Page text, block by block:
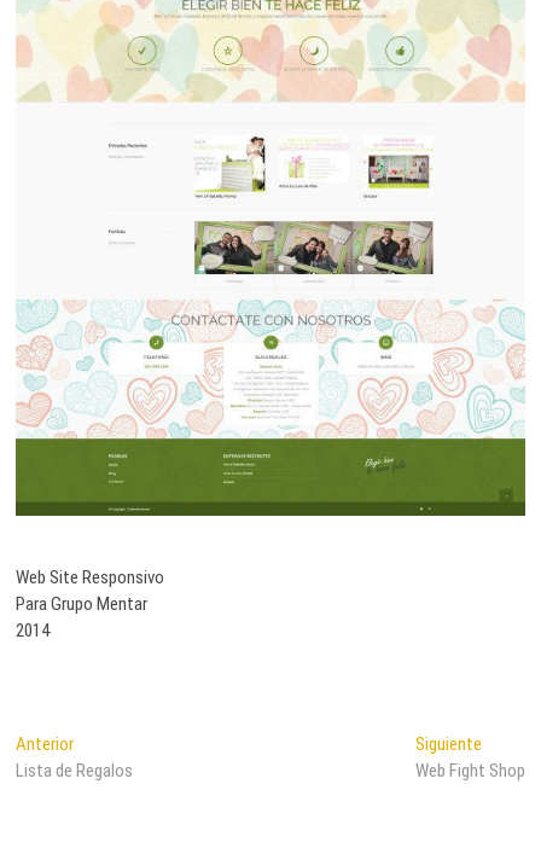
Web Site Responsivo
Para Grupo Mentar
2014
Navegación
de
AnteriorEntrada
anterior:
Lista de Regalos
SiguienteEntrada
Web Fight Shop